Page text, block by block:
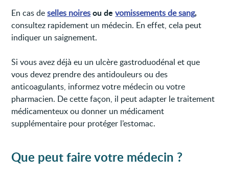
En cas deselles noiresou devomissements de sang,
consultez rapidement un médecin. En effet, cela peut
indiquer un saignement.
Si vous avez déjà eu un ulcère gastroduodénal et que
vous devez prendre des antidouleurs ou des
anticoagulants, informez votre médecin ou votre
pharmacien. De cette façon, il peut adapter le traitement
médicamenteux ou donner un médicament
supplémentaire pour protéger l’estomac.
Que peut faire votre médecin ?